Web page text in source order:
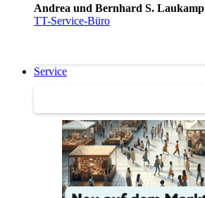
Andrea und Bernhard S. Laukamp
TT-Service-Büro
Service